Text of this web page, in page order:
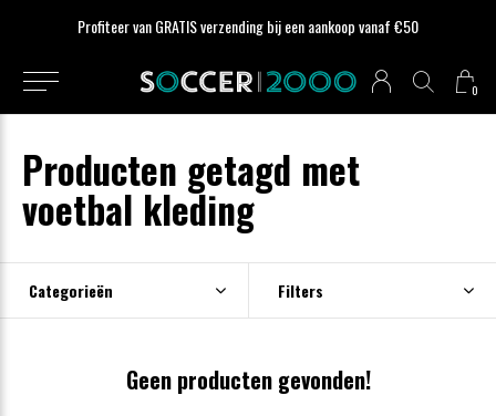
0
Profiteer van GRATIS verzending bij een aankoop vanaf €50
Producten getagd met
voetbal kleding
Categorieën Filters
Geen producten gevonden!